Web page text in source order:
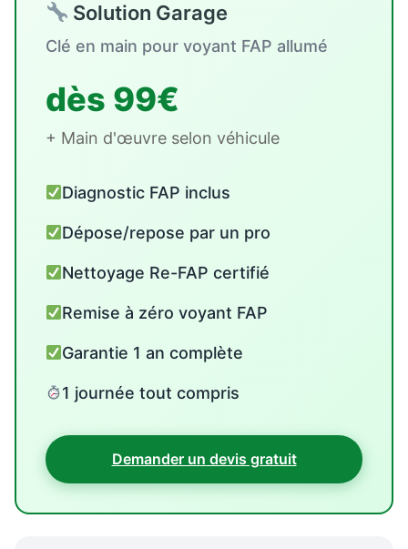
Solution Garage
Clé en main pour voyant FAP allumé
dès 99€
+ Main d'œuvre selon véhicule
Diagnostic FAP inclus
Dépose/repose par un pro
Nettoyage Re-FAP certifié
Remise à zéro voyant FAP
Garantie 1 an complète
1 journée tout compris
Demander un devis gratuit